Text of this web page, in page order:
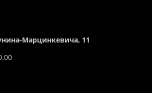
Марцинкевича, 11